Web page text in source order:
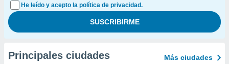
He leído y acepto la política de privacidad.
Principales ciudades Más ciudades